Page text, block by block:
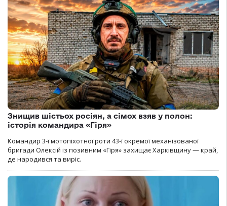
Знищив шістьох росіян, а сімох взяв у полон:
історія командира «Гіря»
Командир 3-ї мотопіхотної роти 43-ї окремої механізованої
бригади Олексій із позивним «Гіря» захищає Харківщину — край,
де народився та виріс.